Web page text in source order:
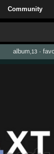
Community
album ,13·